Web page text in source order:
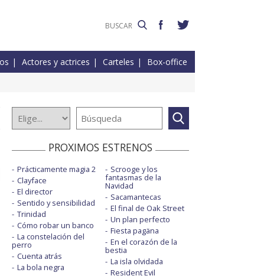
Actores y actrices Carteles Box-office
PROXIMOS ESTRENOS
Prácticamente magia 2
Clayface
El director
Sentido y sensibilidad
Trinidad
Cómo robar un banco
La constelación del
perro
Cuenta atrás
La bola negra
Scrooge y los
fantasmas de la
Navidad
Sacamantecas
El final de Oak Street
Un plan perfecto
Fiesta pagäna
En el corazón de la
bestia
La isla olvidada
Resident Evil